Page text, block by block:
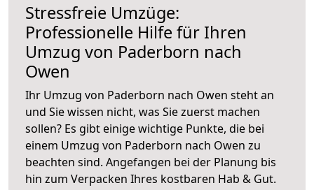
Stressfreie Umzüge:
Professionelle Hilfe für Ihren
Umzug von Paderborn nach
Owen
Ihr Umzug von Paderborn nach Owen steht an
und Sie wissen nicht, was Sie zuerst machen
sollen? Es gibt einige wichtige Punkte, die bei
einem Umzug von Paderborn nach Owen zu
beachten sind. Angefangen bei der Planung bis
hin zum Verpacken Ihres kostbaren Hab & Gut.